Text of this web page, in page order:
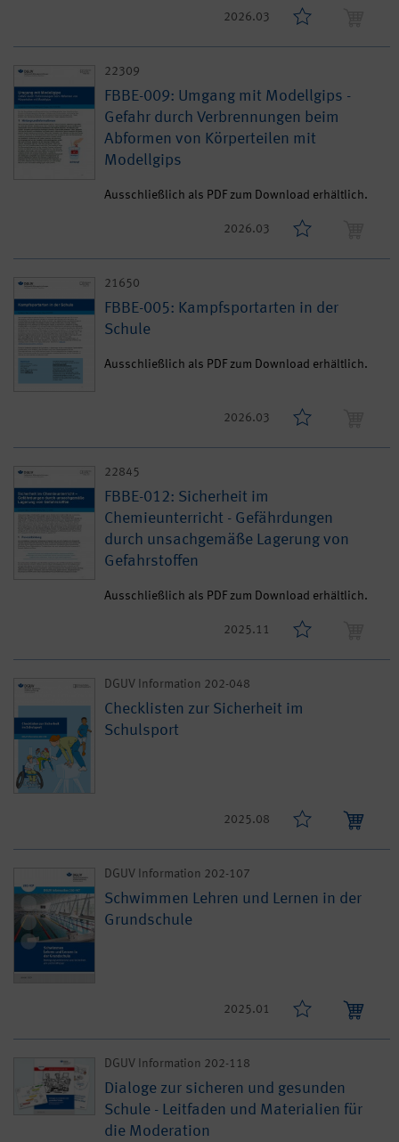
2026.03
22309
FBBE-009: Umgang mit Modellgips -
Gefahr durch Verbrennungen beim
Abformen von Körperteilen mit
Modellgips
Ausschließlich als PDF zum Download erhältlich.
2026.03
21650
FBBE-005: Kampfsportarten in der
Schule
Ausschließlich als PDF zum Download erhältlich.
2026.03
22845
FBBE-012: Sicherheit im
Chemieunterricht - Gefährdungen
durch unsachgemäße Lagerung von
Gefahrstoffen
Ausschließlich als PDF zum Download erhältlich.
2025.11
DGUV Information 202-048
Checklisten zur Sicherheit im
Schulsport
2025.08
DGUV Information 202-107
Schwimmen Lehren und Lernen in der
Grundschule
2025.01
DGUV Information 202-118
Dialoge zur sicheren und gesunden
Schule - Leitfaden und Materialien für
die Moderation